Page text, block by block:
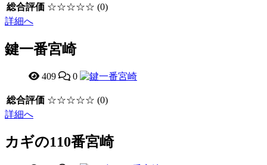
総合評価 ☆☆☆☆☆ (0)
詳細へ
鍵一番宮崎
409 0
総合評価 ☆☆☆☆☆ (0)
詳細へ
カギの110番宮崎